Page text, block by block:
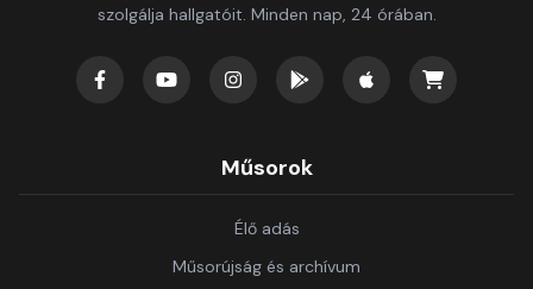
szolgálja hallgatóit. Minden nap, 24 órában.
Műsorok
Élő adás
Műsorújság és archívum